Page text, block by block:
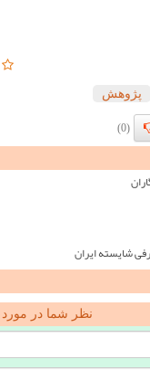
پژوهش
(0)
شایسته ایران
نظر شما در